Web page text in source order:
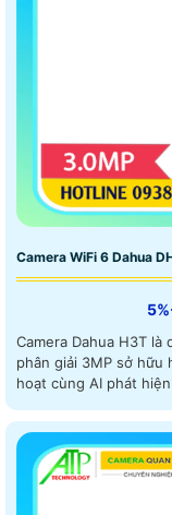
Camera WiFi 6 Dahua
Camera Dahua H3T
phân giải 3MP sở hữu
hoạt cùng AI phát